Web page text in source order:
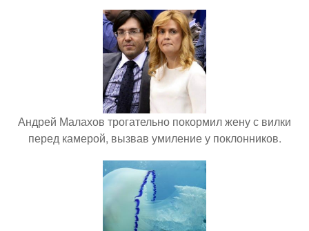
Андрей Малахов трогательно покормил жену с вилки
перед камерой, вызвав умиление у поклонников.